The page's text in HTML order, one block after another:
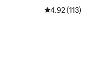
從 113 則評價
4.92 (113)